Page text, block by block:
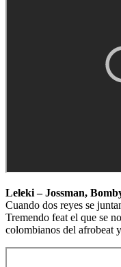
Leleki – Jossman,
Cuando dos reyes se
Tremendo feat el que se
colombianos del afrobeat